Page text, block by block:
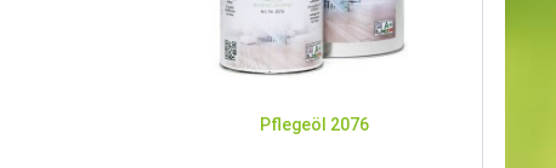
Pflegeöl 2076